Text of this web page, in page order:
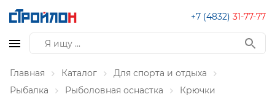
+7 (4832) 31-77-77
Главная Каталог
Для спорта и отдыха
Рыбалка
Рыболовная оснастка Крючки